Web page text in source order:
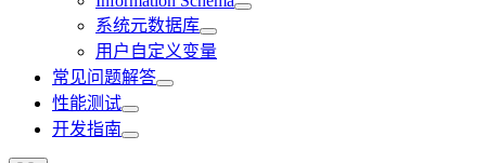
系统元数据库
用户自定义变量
常见问题解答
性能测试
开发指南